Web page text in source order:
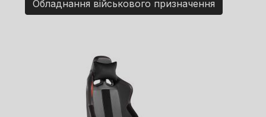
Обладнання військового призначення